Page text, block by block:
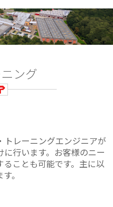
ング
トレーニングエンジニアが
行います。お客様のニー
ことも可能です。主に以
。